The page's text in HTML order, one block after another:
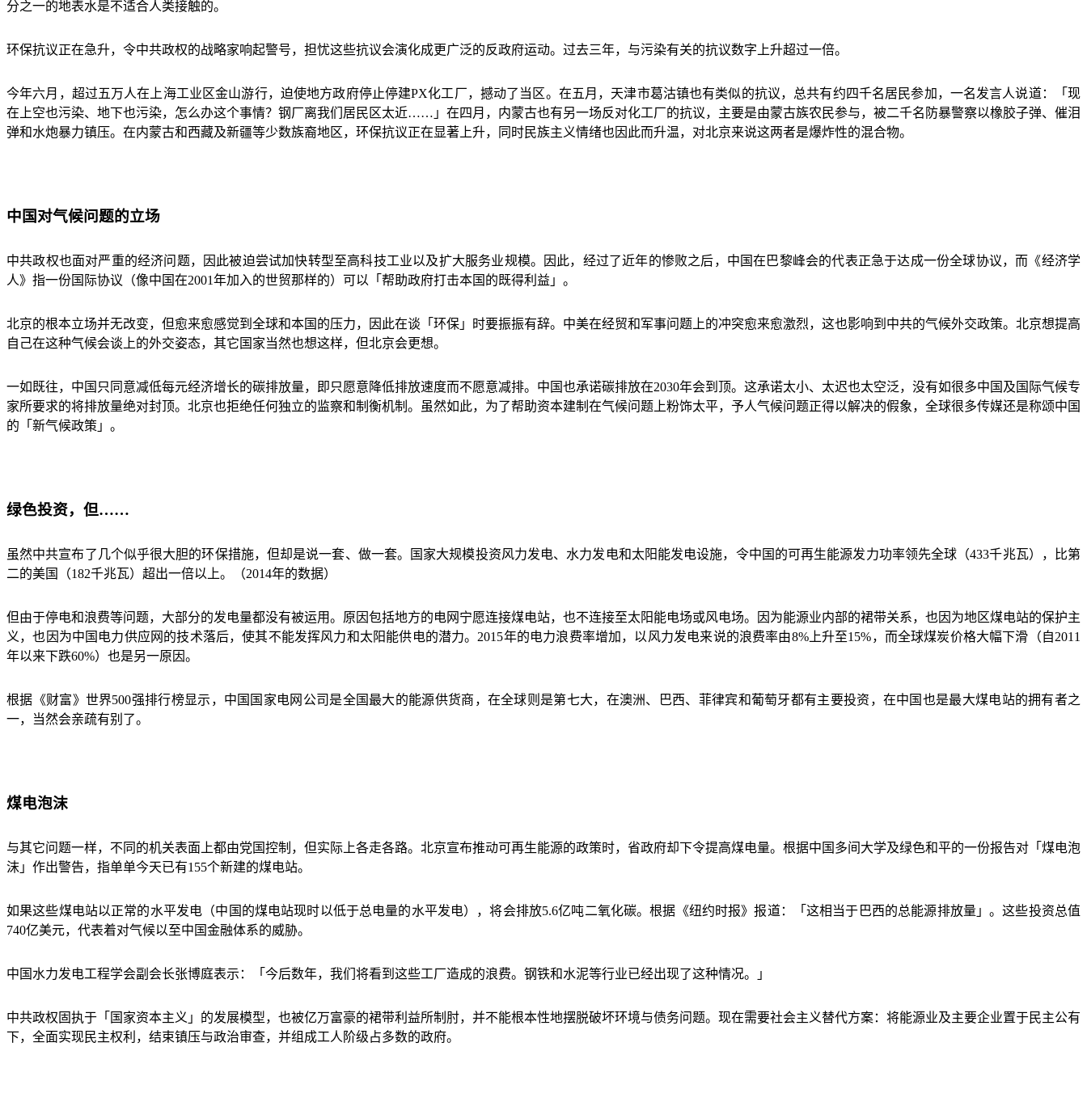
分之一的地表水是不适合人类接触的。
环保抗议正在急升，令中共政权的战略家响起警号，担忧这些抗议会演化成更广泛的反政府运动。过去三年，与污染有关的抗议数字上升超过一倍。
今年六月，超过五万人在上海工业区金山游行，迫使地方政府停止停建PX化工厂，撼动了当区。在五月，天津市葛沽镇也有类似的抗议，总共有约四千名居民参加，一名发言人说道：「现
在上空也污染、地下也污染，怎么办这个事情？钢厂离我们居民区太近…… 」在四月，内蒙古也有另一场反对化工厂的抗议，主要是由蒙古族农民参与，被二千名防暴警察以橡胶子弹、催泪
弹和水炮暴力镇压。在内蒙古和西藏及新疆等少数族裔地区，环保抗议正在显著上升，同时民族主义情绪也因此而升温，对北京来说这两者是爆炸性的混合物。
中国对气候问题的立场
中共政权也面对严重的经济问题，因此被迫尝试加快转型至高科技工业以及扩大服务业规模。因此，经过了近年的惨败之后，中国在巴黎峰会的代表正急于达成一份全球协议，而《经济学
人》指一份国际协议（像中国在2001年加入的世贸那样的）可以「帮助政府打击本国的既得利益」。
北京的根本立场并无改变，但愈来愈感觉到全球和本国的压力，因此在谈「环保」时要振振有辞。中美在经贸和军事问题上的冲突愈来愈激烈，这也影响到中共的气候外交政策。北京想提高
自己在这种气候会谈上的外交姿态，其它国家当然也想这样，但北京会更想。
一如既往，中国只同意减低每元经济增长的碳排放量，即只愿意降低排放速度而不愿意减排。中国也承诺碳排放在2030年会到顶。这承诺太小、太迟也太空泛，没有如很多中国及国际气候专
家所要求的将排放量绝对封顶。北京也拒绝任何独立的监察和制衡机制。虽然如此，为了帮助资本建制在气候问题上粉饰太平，予人气候问题正得以解决的假象，全球很多传媒还是称颂中国
的「新气候政策」。
绿色投资，但……
虽然中共宣布了几个似乎很大胆的环保措施，但却是说一套、做一套。国家大规模投资风力发电、水力发电和太阳能发电设施，令中国的可再生能源发力功率领先全球（433千兆瓦），比第
二的美国（182千兆瓦）超出一倍以上。（2014年的数据）
但由于停电和浪费等问题，大部分的发电量都没有被运用。原因包括地方的电网宁愿连接煤电站，也不连接至太阳能电场或风电场。因为能源业内部的裙带关系，也因为地区煤电站的保护主
义，也因为中国电力供应网的技术落后，使其不能发挥风力和太阳能供电的潜力。 2015年的电力浪费率增加，以风力发电来说的浪费率由8%上升至15%，而全球煤炭价格大幅下滑（自2011
年以来下跌60%）也是另一原因。
根据《财富》世界500强排行榜显示，中国国家电网公司是全国最大的能源供货商，在全球则是第七大，在澳洲、巴西、菲律宾和葡萄牙都有主要投资，在中国也是最大煤电站的拥有者之
一，当然会亲疏有别了。
煤电泡沫
与其它问题一样，不同的机关表面上都由党国控制，但实际上各走各路。北京宣布推动可再生能源的政策时，省政府却下令提高煤电量。根据中国多间大学及绿色和平的一份报告对「煤电泡
沫」作出警告，指单单今天已有155个新建的煤电站。
如果这些煤电站以正常的水平发电（中国的煤电站现时以低于总电量的水平发电），将会排放5.6亿吨二氧化碳。根据《纽约时报》报道：「这相当于巴西的总能源排放量」。这些投资总值
740亿美元，代表着对气候以至中国金融体系的威胁。
中国水力发电工程学会副会长张博庭表示：「今后数年，我们将看到这些工厂造成的浪费。钢铁和水泥等行业已经出现了这种情况。」
中共政权固执于「国家资本主义」的发展模型，也被亿万富豪的裙带利益所制肘，并不能根本性地摆脱破坏环境与债务问题。现在需要社会主义替代方案：将能源业及主要企业置于民主公有
下，全面实现民主权利，结束镇压与政治审查，并组成工人阶级占多数的政府。